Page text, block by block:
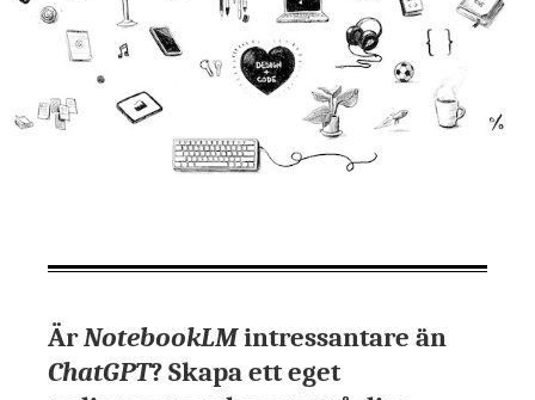
ÄrNotebookLMintressantare än
ChatGPT? Skapa ett eget